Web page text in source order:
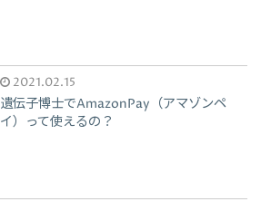
2021.02.15
遺伝子博士でAmazonPay（アマゾンペ
イ）って使えるの？